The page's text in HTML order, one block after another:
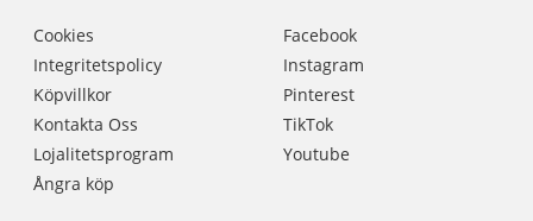
Cookies
Integritetspolicy
Köpvillkor
Kontakta Oss
Lojalitetsprogram
Ångra köp
Facebook
Instagram
Pinterest
TikTok
Youtube